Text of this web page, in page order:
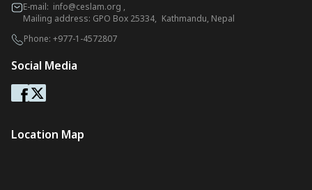
E-mail: info@ceslam.org ,
Mailing address: GPO Box 25334, Kathmandu, Nepal
Phone: +977-1-4572807
Social Media
Location Map